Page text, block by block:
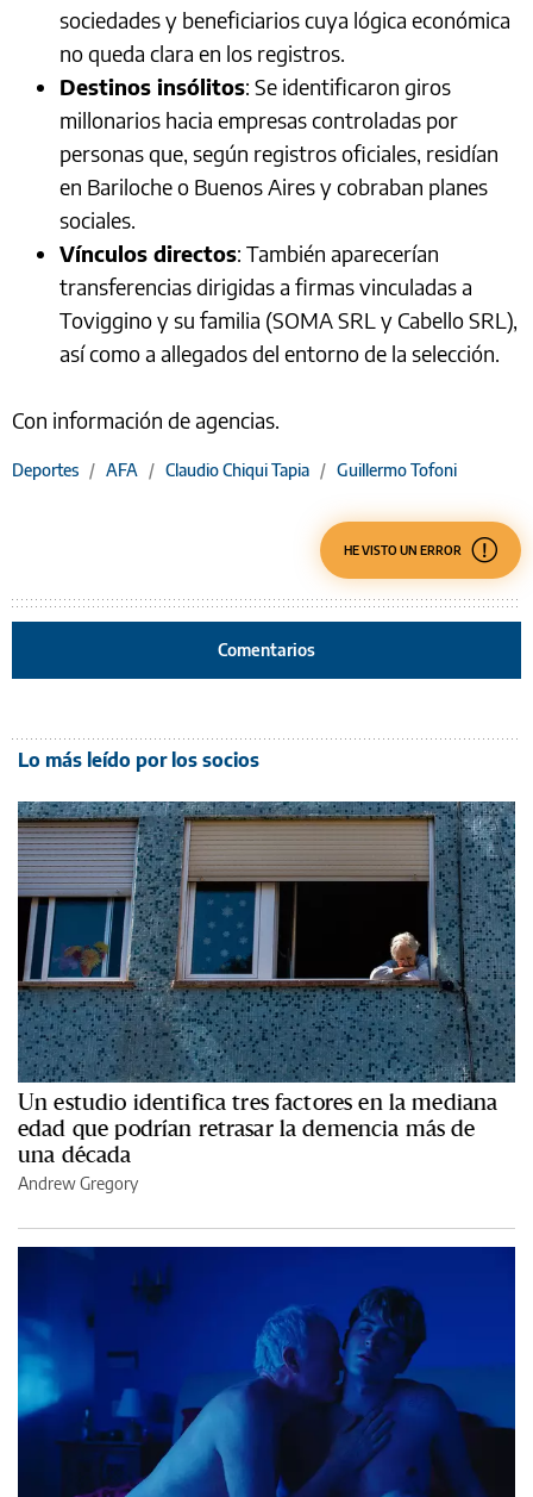
sociedades y beneficiarios cuya lógica económica
no queda clara en los registros.
Destinos insólitos: Se identificaron giros
millonarios hacia empresas controladas por
personas que, según registros oficiales, residían
en Bariloche o Buenos Aires y cobraban planes
sociales.
Vínculos directos: También aparecerían
transferencias dirigidas a firmas vinculadas a
Toviggino y su familia (SOMA SRL y Cabello SRL),
así como a allegados del entorno de la selección.
Con información de agencias.
Deportes / AFA / Claudio Chiqui Tapia / Guillermo Tofoni
HE VISTO UN ERROR
Comentarios
Lo más leído por los socios
Un estudio identifica tres factores en la mediana
edad que podrían retrasar la demencia más de
una década
Andrew Gregory